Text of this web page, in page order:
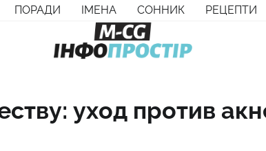
ПОРАДИ ІМЕНА СОННИК РЕЦЕПТИ
уход против